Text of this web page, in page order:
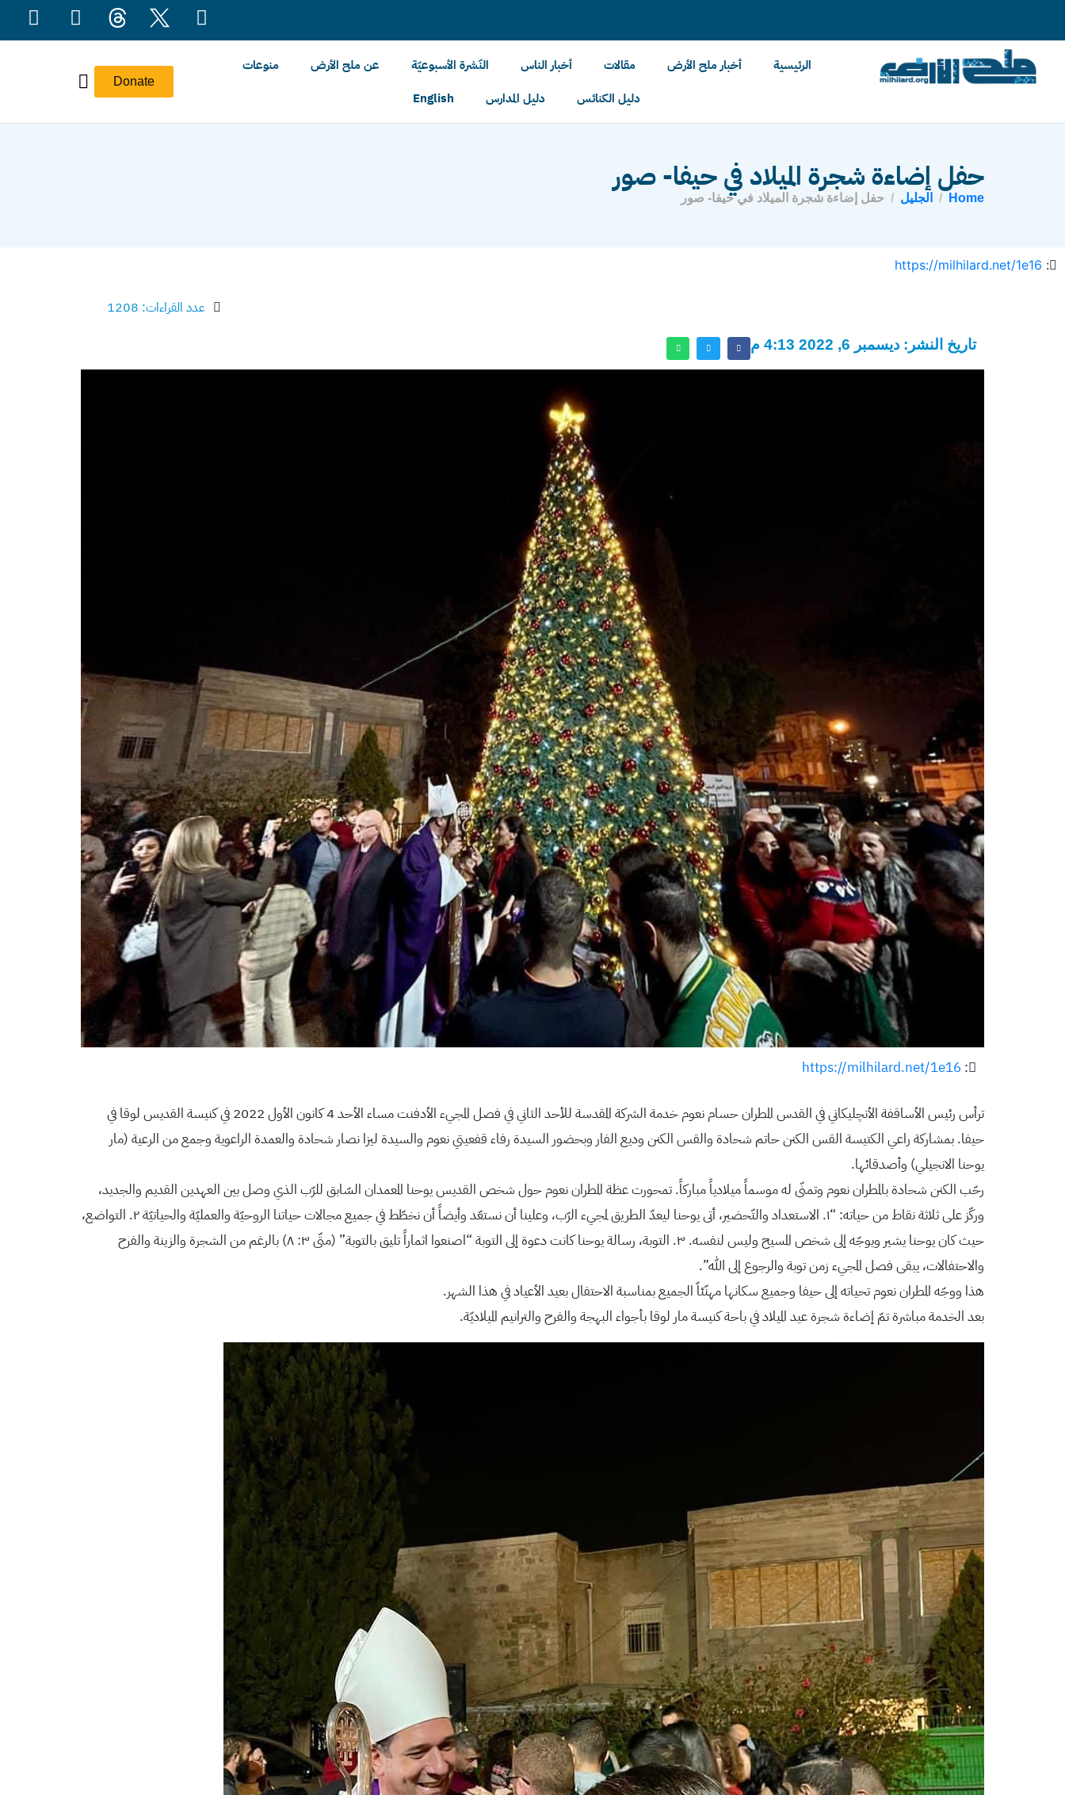
Donate
الرئيسية أخبار ملح الأرض مقالات أخبار الناس النّشرة الأسبوعيّة عن ملح الأرض
منوعات
دليل الكنائس
دليل المدارس English
حفل إضاءة شجرة الميلاد في حيفا- صور
Home الجليل حفل إضاءة شجرة الميلاد في حيفا- صور
:
https://milhilard.net/1e16
عدد القراءات: 1208
تاريخ النشر: ديسمبر 6, 2022 4:13 م
:
https://milhilard.net/1e16
ترأس رئيس الأساقفة الأنچليكاني في القدس المطران حسام نعوم خدمة الشركة المقدسة للأحد الثاني في فصل المجيء الأدفنت مساء الأحد 4 كانون الأول 2022 في كنيسة القديس لوقا في
حيفا. بمشاركة راعي الكتيسة القس الكنن حاتم شحادة والقس الكنن وديع الفار وبحضور السيدة رفاء قفعيتي نعوم والسيدة ليزا نصار شحادة والعمدة الراعوية وجمع من الرعية (مار
يوحنا الانجيلي) وأصدقائها.
رحّب الكنن شحادة بالمطران نعوم وتمنّى له موسماً ميلادياً مباركاً. تمحورت عظة المطران نعوم حول شخص القديس يوحنا المعمدان السّابق للرّب الذي وصل بين العهدين القديم والجديد،
وركّز على ثلاثة نقاط من حياته: “١. الاستعداد والتّحضير، أتى يوحنا ليعدّ الطريق لمجيء الرّب، وعلينا أن نستعّد وأيضاً أن نخطّط في جميع مجالات حياتنا الروحيّة والعمليّة والحياتيّة ٢. التواضع،
حيث كان يوحنا يشير ويوجّه إلى شخص المسيح وليس لنفسه. ٣. التوبة، رسالة يوحنا كانت دعوة إلى التوبة “اصنعوا اثماراً تليق بالتوبة” (متّى ٣: ٨) بالرغم من الشجرة والزينة والفرح
والاحتفالات، يبقى فصل المجيء زمن توبة والرجوع إلى الله”.
هذا ووجّه المطران نعوم تحياته إلى حيفا وجميع سكانها مهنّئاّ الجميع بمناسبة الاحتفال بعيد الأعياد في هذا الشهر.
بعد الخدمة مباشرة تمّ إضاءة شجرة عيد الميلاد في باحة كنيسة مار لوقا بأجواء البهجة والفرح والترانيم الميلاديّة.